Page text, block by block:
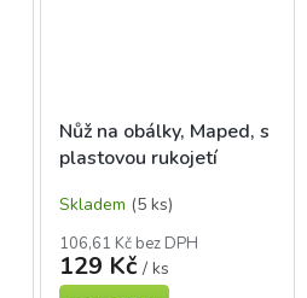
Nůž na obálky, Maped, s
plastovou rukojetí
Skladem (5 ks)
106,61 Kč bez DPH
129 Kč / ks